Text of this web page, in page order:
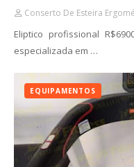
Conserto De Esteira
Eliptico profissional
especializada em …
EQUIPAMENTOS